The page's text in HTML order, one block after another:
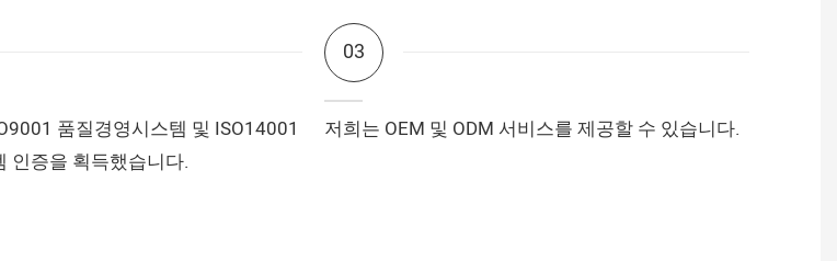
품질경영시스템 및 ISO14001
인증을 획득했습니다.
03
저희는 OEM 및 ODM 서비스를 제공할 수 있습니다.